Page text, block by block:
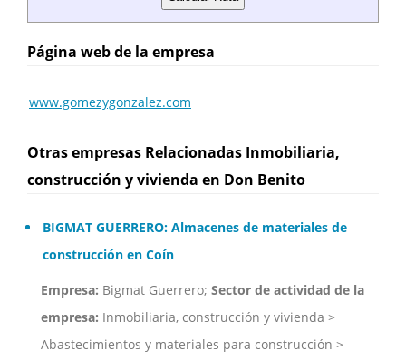
Página web de la empresa
www.gomezygonzalez.com
Otras empresas Relacionadas Inmobiliaria,
construcción y vivienda en Don Benito
BIGMAT GUERRERO: Almacenes de materiales de
construcción en Coín
Empresa: Bigmat Guerrero; Sector de actividad de la
empresa: Inmobiliaria, construcción y vivienda >
Abastecimientos y materiales para construcción >